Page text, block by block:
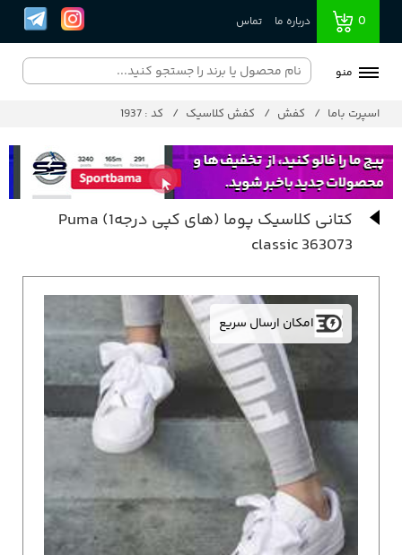
0 درباره ما تماس
منو
اسپرت باما کفش کفش کلاسیک کد : 1937
کتانی کلاسیک پوما (های کپی درجه1) Puma
classic 363073
امکان ارسال سریع